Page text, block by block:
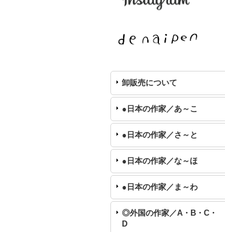
卸販売について
●日本の作家／あ～こ
●日本の作家／さ～と
●日本の作家／な～ほ
●日本の作家／ま～わ
◎外国の作家／A・B・C・
D